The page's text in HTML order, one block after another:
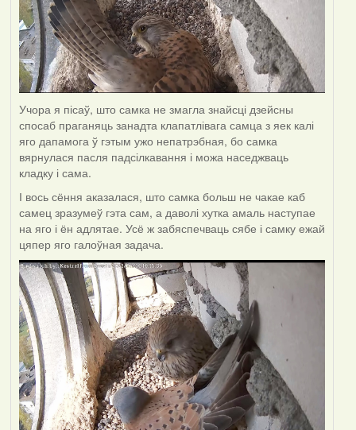
Учора я пісаў, што самка не змагла знайсці дзейсны
спосаб праганяць занадта клапатлівага самца з яек калі
яго дапамога ў гэтым ужо непатрэбная, бо самка
вярнулася пасля падсілкавання і можа наседжваць
кладку і сама.
І вось сёння аказалася, што самка больш не чакае каб
самец зразумеў гэта сам, а даволі хутка амаль наступае
на яго і ён адлятае. Усё ж забяспечваць сябе і самку ежай
цяпер яго галоўная задача.